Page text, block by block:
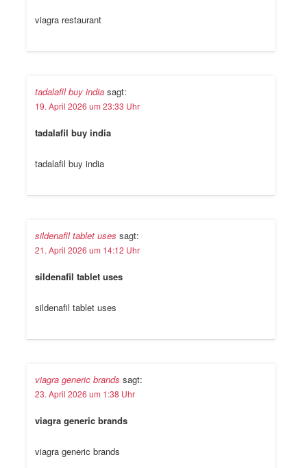
viagra restaurant
tadalafil buy india sagt:
19. April 2026 um 23:33 Uhr
tadalafil buy india
tadalafil buy india
sildenafil tablet uses sagt:
21. April 2026 um 14:12 Uhr
sildenafil tablet uses
sildenafil tablet uses
viagra generic brands sagt:
23. April 2026 um 1:38 Uhr
viagra generic brands
viagra generic brands